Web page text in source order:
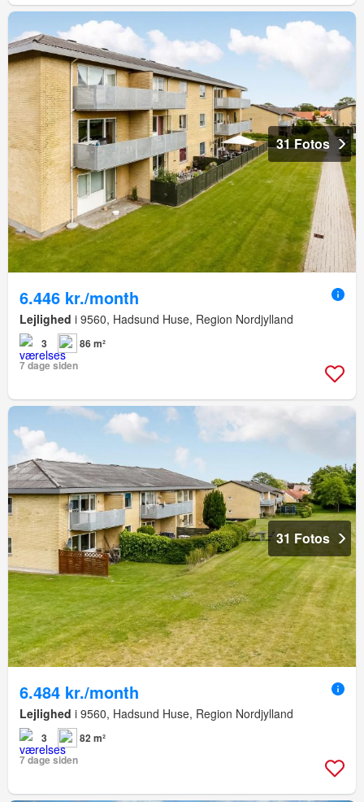
31 Fotos
6.446 kr./month
Lejlighed i 9560, Hadsund Huse, Region Nordjylland
3
86 m²
7 dage siden
31 Fotos
6.484 kr./month
Lejlighed i 9560, Hadsund Huse, Region Nordjylland
3
82 m²
7 dage siden